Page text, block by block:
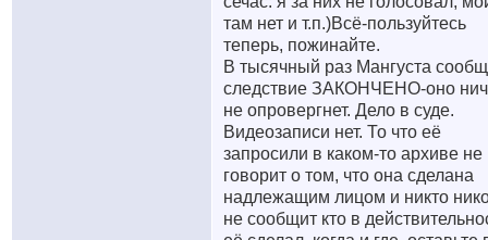
там нет и т.п.)Всё-пользуйтесь
теперь, пожинайте.
В тысячный раз Мангуста
следствие ЗАКОНЧЕНО-оно
не опровергнет. Дело в суде.
Видеозаписи нет. То что её
запросили в каком-то архиве не
говорит о том, что она сделана
надлежащим лицом и никто
не сообщит кто в